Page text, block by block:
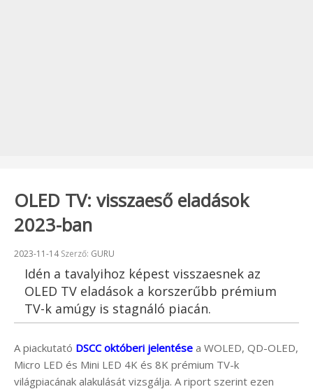
OLED TV: visszaeső eladások
2023-ban
Beküldve:
2023-11-14Szerző: GURU
Idén a tavalyihoz képest visszaesnek az
OLED TV eladások a korszerűbb prémium
TV-k amúgy is stagnáló piacán.
A piackutató DSCC októberi jelentése a WOLED, QD-OLED,
Micro LED és Mini LED 4K és 8K prémium TV-k
világpiacának alakulását vizsgálja. A riport szerint ezen